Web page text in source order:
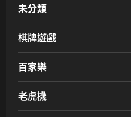
未分類
棋牌遊戲
百家樂
老虎機